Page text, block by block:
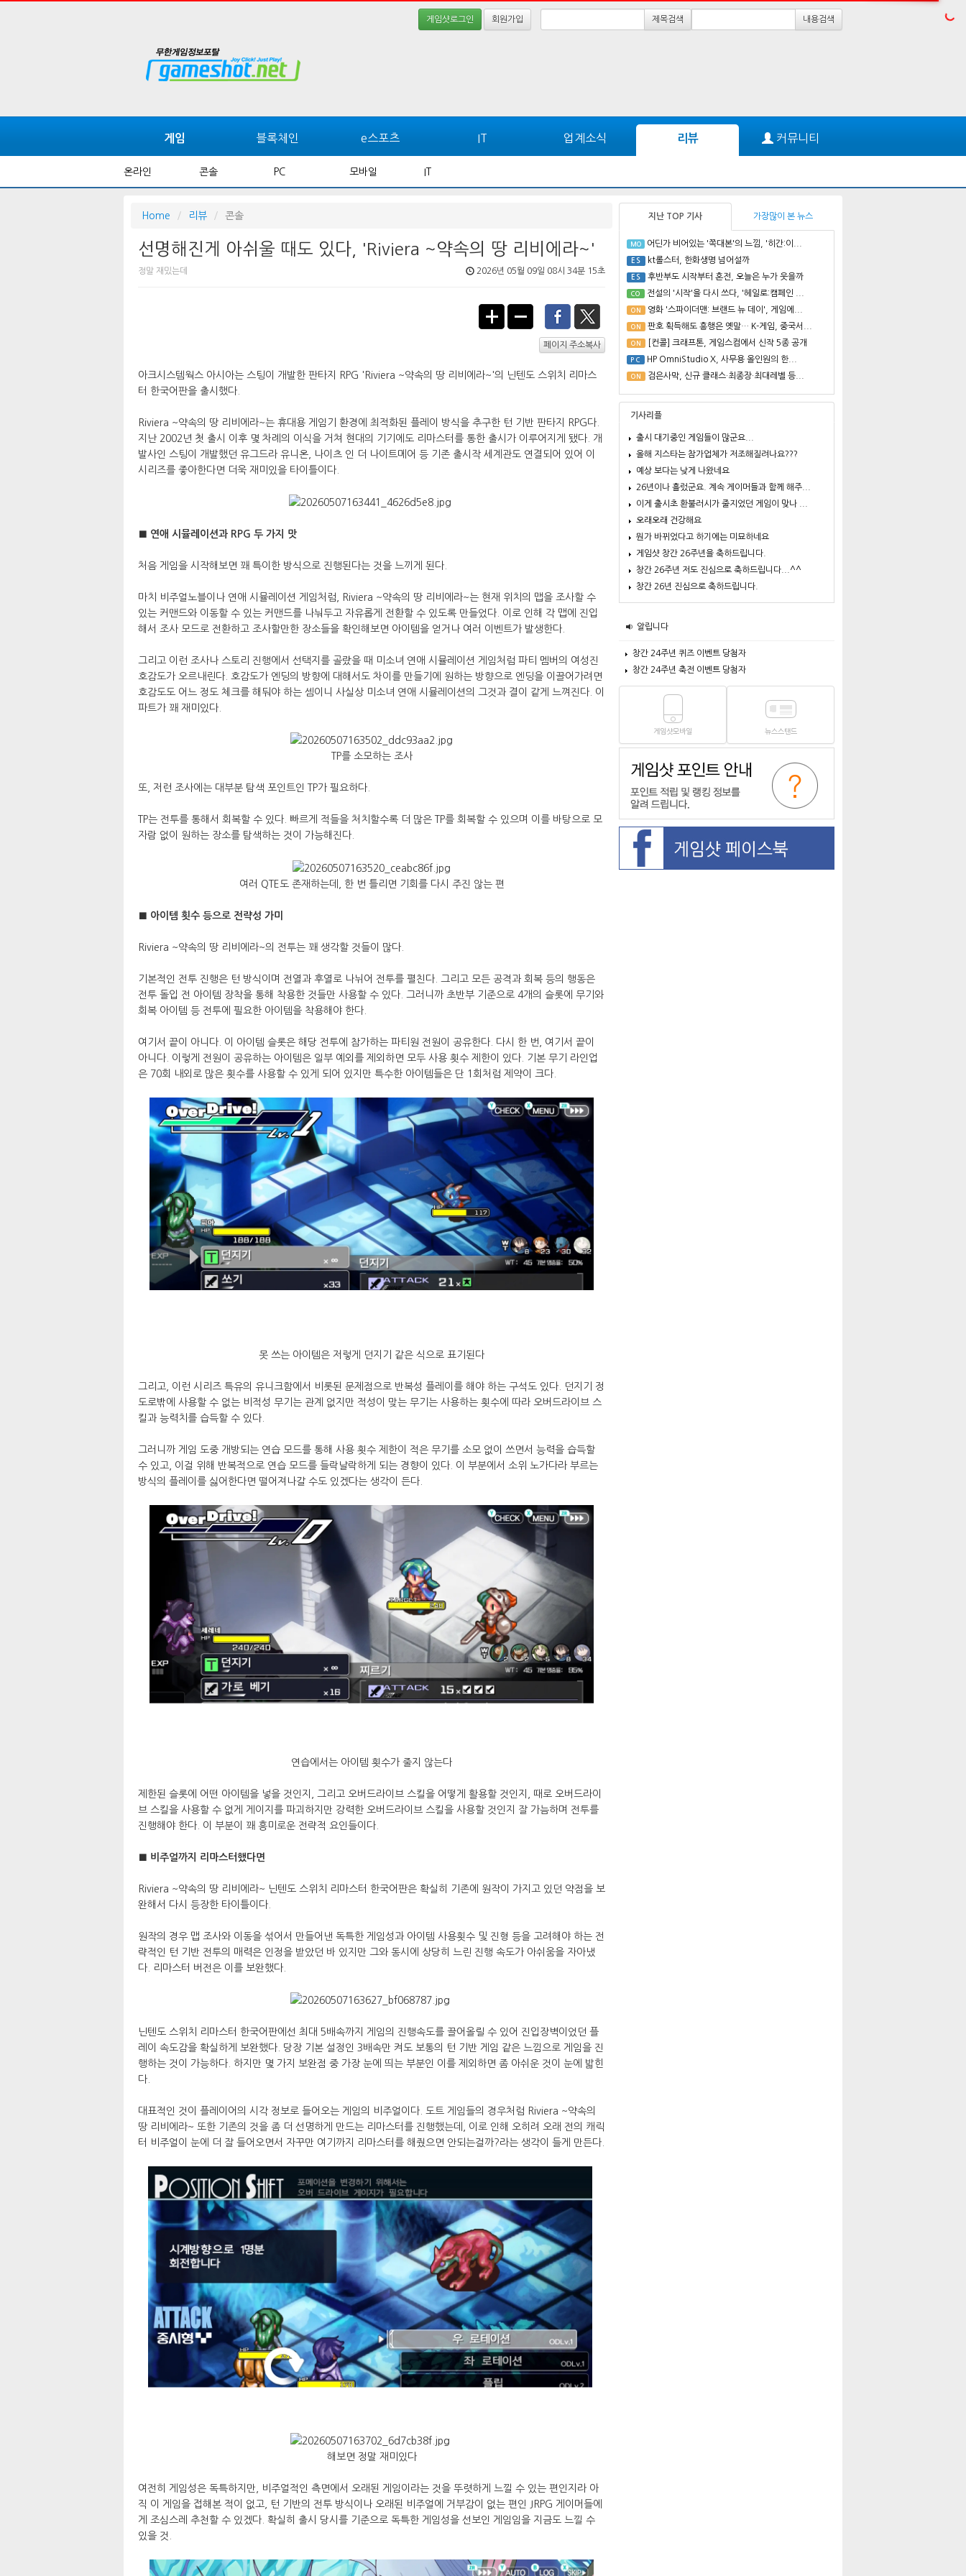
게임샷로그인 회원가입 제목검색 내용검색
게임 블록체인 e스포츠 IT 업계소식 리뷰 커뮤니티
온라인 콘솔 PC 모바일 IT
Home 리뷰 콘솔
선명해진게 아쉬울 때도 있다, 'Riviera ~약속의 땅 리비에라~'
정말 재밌는데 2026년 05월 09일 08시 34분 15초
페이지 주소복사
아크시스템웍스 아시아는 스팅이 개발한 판타지 RPG 'Riviera ~약속의 땅 리비에라~'의 닌텐도 스위치 리마스
터 한국어판을 출시했다.
Riviera ~약속의 땅 리비에라~는 휴대용 게임기 환경에 최적화된 플레이 방식을 추구한 턴 기반 판타지 RPG다.
지난 2002년 첫 출시 이후 몇 차례의 이식을 거쳐 현대의 기기에도 리마스터를 통한 출시가 이루어지게 됐다. 개
발사인 스팅이 개발했던 유그드라 유니온, 나이츠 인 더 나이트메어 등 기존 출시작 세계관도 연결되어 있어 이
시리즈를 좋아한다면 더욱 재미있을 타이틀이다.
■ 연애 시뮬레이션과 RPG 두 가지 맛
처음 게임을 시작해보면 꽤 특이한 방식으로 진행된다는 것을 느끼게 된다.
마치 비주얼노블이나 연애 시뮬레이션 게임처럼, Riviera ~약속의 땅 리비에라~는 현재 위치의 맵을 조사할 수
있는 커맨드와 이동할 수 있는 커맨드를 나눠두고 자유롭게 전환할 수 있도록 만들었다. 이로 인해 각 맵에 진입
해서 조사 모드로 전환하고 조사할만한 장소들을 확인해보면 아이템을 얻거나 여러 이벤트가 발생한다.
그리고 이런 조사나 스토리 진행에서 선택지를 골랐을 때 미소녀 연애 시뮬레이션 게임처럼 파티 멤버의 여성진
호감도가 오르내린다. 호감도가 엔딩의 방향에 대해서도 차이를 만들기에 원하는 방향으로 엔딩을 이끌어가려면
호감도도 어느 정도 체크를 해둬야 하는 셈이니 사실상 미소녀 연애 시뮬레이션의 그것과 결이 같게 느껴진다. 이
파트가 꽤 재미있다.
TP를 소모하는 조사
또, 저런 조사에는 대부분 탐색 포인트인 TP가 필요하다.
TP는 전투를 통해서 회복할 수 있다. 빠르게 적들을 처치할수록 더 많은 TP를 회복할 수 있으며 이를 바탕으로 모
자람 없이 원하는 장소를 탐색하는 것이 가능해진다.
여러 QTE도 존재하는데, 한 번 틀리면 기회를 다시 주진 않는 편
■ 아이템 횟수 등으로 전략성 가미
Riviera ~약속의 땅 리비에라~의 전투는 꽤 생각할 것들이 많다.
기본적인 전투 진행은 턴 방식이며 전열과 후열로 나뉘어 전투를 펼친다. 그리고 모든 공격과 회복 등의 행동은
전투 돌입 전 아이템 장착을 통해 착용한 것들만 사용할 수 있다. 그러니까 초반부 기준으로 4개의 슬롯에 무기와
회복 아이템 등 전투에 필요한 아이템을 착용해야 한다.
여기서 끝이 아니다. 이 아이템 슬롯은 해당 전투에 참가하는 파티원 전원이 공유한다. 다시 한 번, 여기서 끝이
아니다. 이렇게 전원이 공유하는 아이템은 일부 예외를 제외하면 모두 사용 횟수 제한이 있다. 기본 무기 라인업
은 70회 내외로 많은 횟수를 사용할 수 있게 되어 있지만 특수한 아이템들은 단 1회처럼 제약이 크다.
못 쓰는 아이템은 저렇게 던지기 같은 식으로 표기된다
그리고, 이런 시리즈 특유의 유니크함에서 비롯된 문제점으로 반복성 플레이를 해야 하는 구석도 있다. 던지기 정
도로밖에 사용할 수 없는 비적성 무기는 관계 없지만 적성이 맞는 무기는 사용하는 횟수에 따라 오버드라이브 스
킬과 능력치를 습득할 수 있다.
그러니까 게임 도중 개방되는 연습 모드를 통해 사용 횟수 제한이 적은 무기를 소모 없이 쓰면서 능력을 습득할
수 있고, 이걸 위해 반복적으로 연습 모드를 들락날락하게 되는 경향이 있다. 이 부분에서 소위 노가다라 부르는
방식의 플레이를 싫어한다면 떨어져나갈 수도 있겠다는 생각이 든다.
연습에서는 아이템 횟수가 줄지 않는다
제한된 슬롯에 어떤 아이템을 넣을 것인지, 그리고 오버드라이브 스킬을 어떻게 활용할 것인지, 때로 오버드라이
브 스킬을 사용할 수 없게 게이지를 파괴하지만 강력한 오버드라이브 스킬을 사용할 것인지 잘 가늠하며 전투를
진행해야 한다. 이 부분이 꽤 흥미로운 전략적 요인들이다.
■ 비주얼까지 리마스터했다면
Riviera ~약속의 땅 리비에라~ 닌텐도 스위치 리마스터 한국어판은 확실히 기존에 원작이 가지고 있던 약점을 보
완해서 다시 등장한 타이틀이다.
원작의 경우 맵 조사와 이동을 섞어서 만들어낸 독특한 게임성과 아이템 사용횟수 및 진형 등을 고려해야 하는 전
략적인 턴 기반 전투의 매력은 인정을 받았던 바 있지만 그와 동시에 상당히 느린 진행 속도가 아쉬움을 자아냈
다. 리마스터 버전은 이를 보완했다.
닌텐도 스위치 리마스터 한국어판에선 최대 5배속까지 게임의 진행속도를 끌어올릴 수 있어 진입장벽이었던 플
레이 속도감을 확실하게 보완했다. 당장 기본 설정인 3배속만 켜도 보통의 턴 기반 게임 같은 느낌으로 게임을 진
행하는 것이 가능하다. 하지만 몇 가지 보완점 중 가장 눈에 띄는 부분인 이를 제외하면 좀 아쉬운 것이 눈에 밟힌
다.
대표적인 것이 플레이어의 시각 정보로 들어오는 게임의 비주얼이다. 도트 게임들의 경우처럼 Riviera ~약속의
땅 리비에라~ 또한 기존의 것을 좀 더 선명하게 만드는 리마스터를 진행했는데, 이로 인해 오히려 오래 전의 캐릭
터 비주얼이 눈에 더 잘 들어오면서 자꾸만 여기까지 리마스터를 해줬으면 안되는걸까?라는 생각이 들게 만든다.
해보면 정말 재미있다
여전히 게임성은 독특하지만, 비주얼적인 측면에서 오래된 게임이라는 것을 뚜렷하게 느낄 수 있는 편인지라 아
직 이 게임을 접해본 적이 없고, 턴 기반의 전투 방식이나 오래된 비주얼에 거부감이 없는 편인 JRPG 게이머들에
게 조심스레 추천할 수 있겠다. 확실히 출시 당시를 기준으로 독특한 게임성을 선보인 게임임을 지금도 느낄 수
있을 것.​
지난 TOP 기사 가장많이 본 뉴스
MO 어딘가 비어있는 '쪽대본'의 느낌, '히간:이...
ES kt롤스터, 한화생명 넘어설까
ES 후반부도 시작부터 혼전, 오늘은 누가 웃을까
CO 전설의 '시작'을 다시 쓰다, '헤일로:캠페인 ...
ON 영화 '스파이더맨: 브랜드 뉴 데이', 게임에...
ON 판호 획득해도 흥행은 옛말… K-게임, 중국서...
ON [컨콜] 크래프톤, 게임스컴에서 신작 5종 공개
PC HP OmniStudio X, 사무용 올인원의 한...
ON 검은사막, 신규 클래스·최종장·최대레벨 등...
기사리플
출시 대기중인 게임들이 많군요...
올해 지스타는 참가업체가 저조해질려나요???
예상 보다는 낮게 나왔네요
26년이나 흘렀군요. 계속 게이머들과 함께 해주...
이게 출시초 환불러시가 줄지었던 게임이 맞나 ...
오래오래 건강해요
뭔가 바뀌었다고 하기에는 미묘하네요
게임샷 창간 26주년을 축하드립니다.
창간 26주년 저도 진심으로 축하드립니다...^^
창간 26년 진심으로 축하드립니다.
알립니다
창간 24주년 퀴즈 이벤트 당첨자
창간 24주년 축전 이벤트 당첨자
게임샷모바일 뉴스스탠드